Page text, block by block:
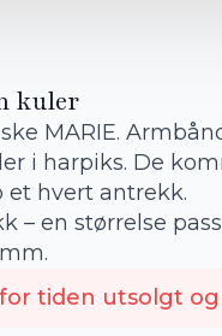
kuler
MARIE.
i harpiks. De
et hvert antrekk.
– en størrelse
tiden utsolgt